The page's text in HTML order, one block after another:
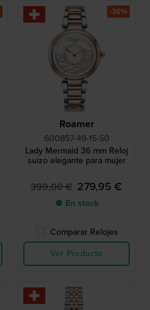
Roamer
600857-49-15-50
Lady Mermaid 36 mm Reloj
suizo elegante para mujer
399,00 € 279,95 €
● En stock
Comparar Relojes
Ver Producto
-30%